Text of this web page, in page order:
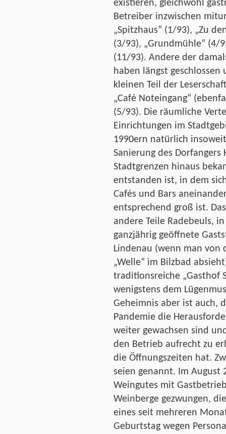
existieren, gleichwohl
Betreiber inzwischen
„Spitzhaus“ (1/93), „Zu
(3/93), „Grundmühle“ (4/
(11/93). Andere der
haben längst
kleinen Teil der
„Café Noteingang“
(5/93). Die räumliche
Einrichtungen im
1990ern natürlich
Sanierung des
Stadtgrenzen hinaus
entstanden ist, in dem
Cafés und Bars
entsprechend groß ist.
andere Teile Radebeuls,
ganzjährig geöffnete
Lindenau (wenn man von
„Welle“ im Bilzbad
traditionsreiche „Gasthof
wenigstens dem
Geheimnis aber ist auch,
Pandemie die
weiter gewachsen sind
den Betrieb aufrecht zu
die Öffnungszeiten hat.
seien genannt. Im August
Weingutes mit
Weinberge gezwungen,
eines seit mehreren
Geburtstag wegen